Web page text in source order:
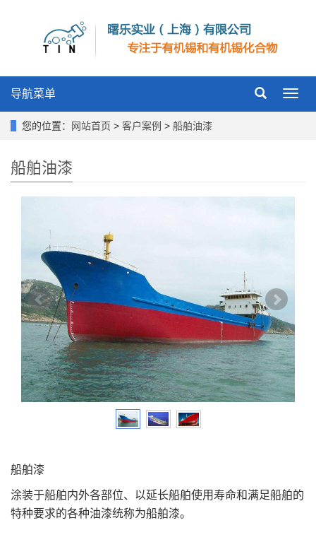
导航菜单
您的位置： 网站首页 > 客户案例 > 船舶油漆
船舶油漆
船舶漆
涂装于船舶内外各部位、以延长船舶使用寿命和满足船舶的
特种要求的各种油漆统称为船舶漆。